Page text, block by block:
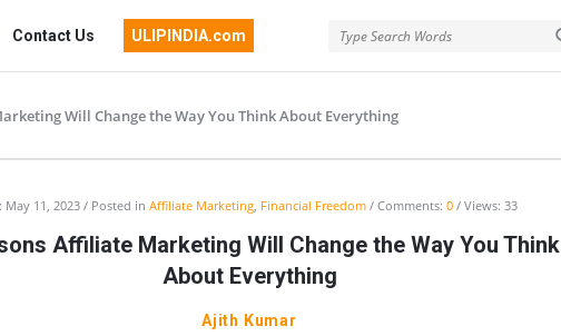
Contact Us ULIPINDIA.com
Will Change the Way You Think About Everything
May 11, 2023 Posted in Affiliate Marketing, Financial Freedom Comments: 0 Views: 33
Affiliate Marketing Will Change the Way You Think
About Everything
Ajith Kumar